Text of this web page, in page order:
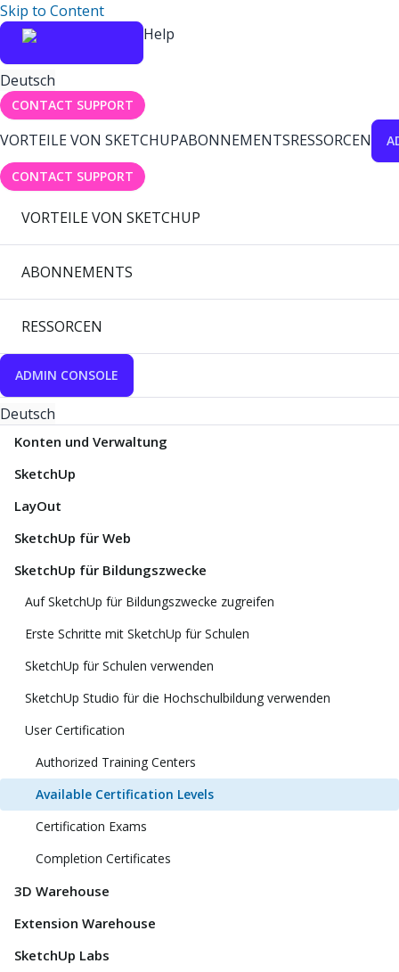
Skip to Content
Help
Deutsch
CONTACT SUPPORT
VORTEILE VON SKETCHUPABONNEMENTSRESSORCEN
CONTACT SUPPORT
VORTEILE VON SKETCHUP
ABONNEMENTS
RESSORCEN
ADMIN CONSOLE
Deutsch
Konten und Verwaltung
SketchUp
LayOut
SketchUp für Web
SketchUp für Bildungszwecke
Auf SketchUp für Bildungszwecke zugreifen
Erste Schritte mit SketchUp für Schulen
SketchUp für Schulen verwenden
SketchUp Studio für die Hochschulbildung verwenden
User Certification
Authorized Training Centers
Available Certification Levels
Certification Exams
Completion Certificates
3D Warehouse
Extension Warehouse
SketchUp Labs